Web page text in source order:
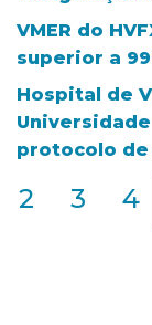
VMER do
superior a
Hospital de
protocolo de
2 3 4